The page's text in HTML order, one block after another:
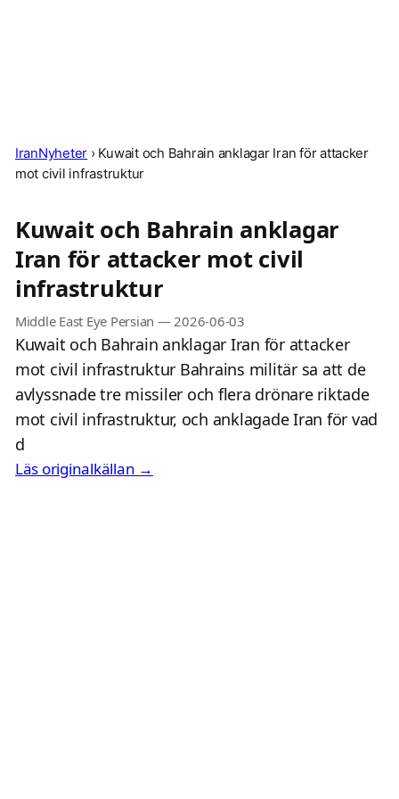
IranNyheter › Kuwait och Bahrain anklagar Iran för attacker
mot civil infrastruktur
Kuwait och Bahrain anklagar
Iran för attacker mot civil
infrastruktur
Middle East Eye Persian — 2026-06-03
Kuwait och Bahrain anklagar Iran för attacker
mot civil infrastruktur Bahrains militär sa att de
avlyssnade tre missiler och flera drönare riktade
mot civil infrastruktur, och anklagade Iran för vad
d
Läs originalkällan →